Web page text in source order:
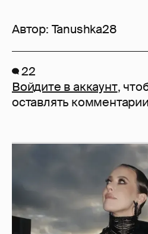
Автор: Tanushka28
22
Войдите в аккаунт,
оставлять комментарии